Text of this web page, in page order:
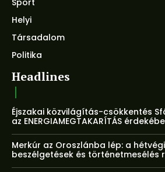
Sport
Helyi
Társadalom
Politika
Headlines
Éjszakai közvilágítás-csökkentés
az ENERGIAMEGTAKARÍTÁS
Merkúr az Oroszlánba lép: a
beszélgetések és történetmesélés